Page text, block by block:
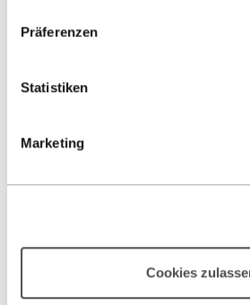
Präferenzen
Statistiken
Marketing
Cookies
MEHR ERFAHREN